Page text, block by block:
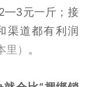
元一斤；接
渠道都有利润
） 。